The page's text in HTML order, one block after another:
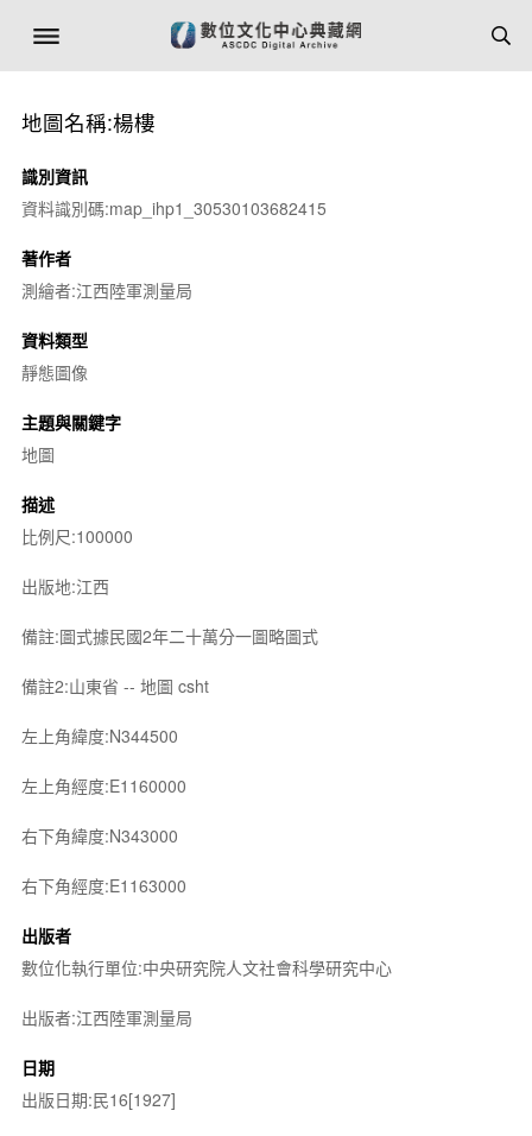
地圖名稱:楊樓
識別資訊
資料識別碼:map_ihp1_30530103682415
著作者
測繪者:江西陸軍測量局
資料類型
靜態圖像
主題與關鍵字
地圖
描述
比例尺:100000
出版地:江西
備註:圖式據民國2年二十萬分一圖略圖式
備註2:山東省 -- 地圖 csht
左上角緯度:N344500
左上角經度:E1160000
右下角緯度:N343000
右下角經度:E1163000
出版者
數位化執行單位:中央研究院人文社會科學研究中心
出版者:江西陸軍測量局
日期
出版日期:民16[1927]